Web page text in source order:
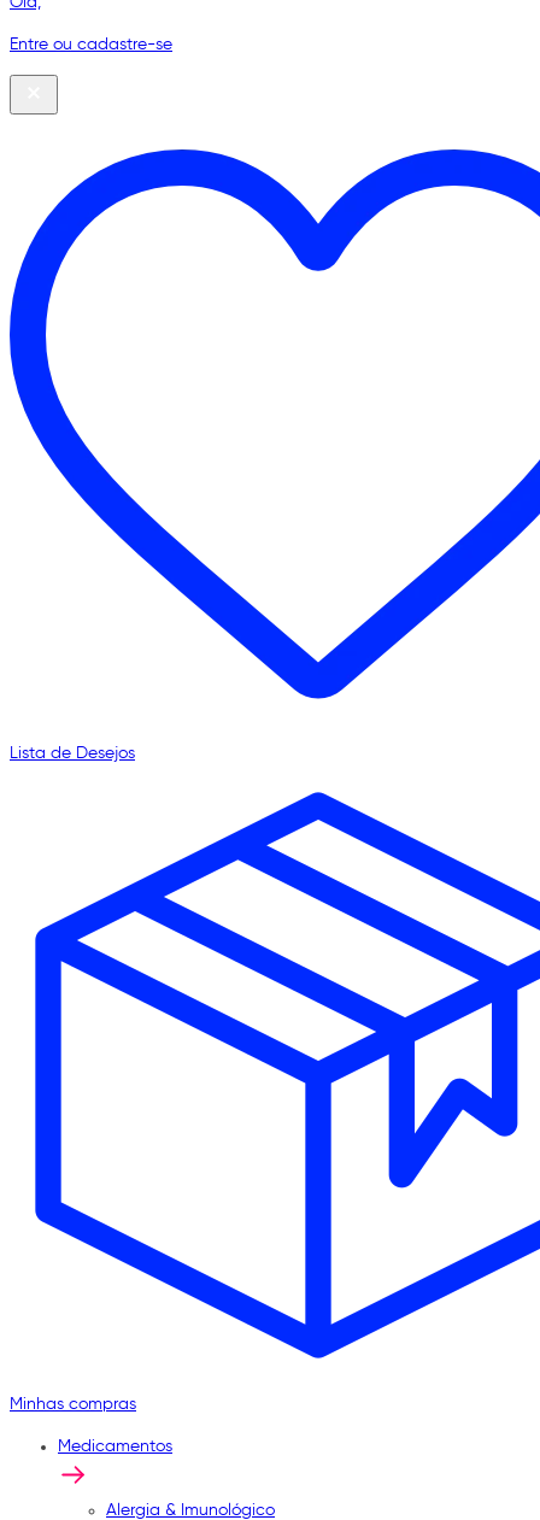
Entre ou cadastre-se
Lista de Desejos
Minhas compras
Medicamentos
Alergia & Imunológico